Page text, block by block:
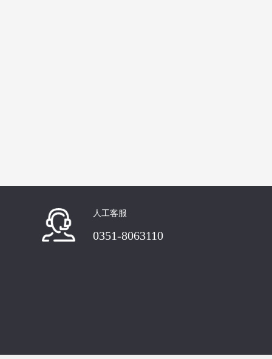
人工客服
0351-8063110